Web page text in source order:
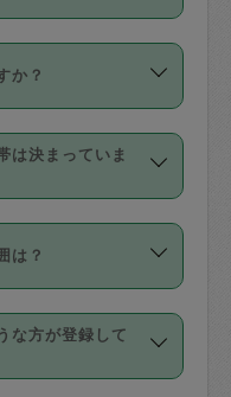
ています。
ります。
。プロフィー
だかなくても大
ドカード（Vプ
は支払にはご利
していませ
費も、依頼料
払いとなりま
「定期（毎週｜
の依頼は「ス
でご利用できま
ていない代わ
ャンセルは有償
３回以上のキャ
隔週定期の場合
有償（1200
か？
途発生し、依頼
支払いとなり
依頼の詳細」に
は決まっていま
いずれも１回あ
は？
買い物、料理、
んによってで
ますので、依頼
な方が登録して